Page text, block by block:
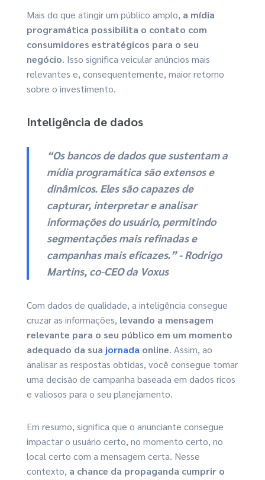
Mais do que atingir um público amplo, a mídia
programática possibilita o contato com
consumidores estratégicos para o seu
negócio. Isso significa veicular anúncios mais
relevantes e, consequentemente, maior retorno
sobre o investimento.
Inteligência de dados
“Os bancos de dados que sustentam a
mídia programática são extensos e
dinâmicos. Eles são capazes de
capturar, interpretar e analisar
informações do usuário, permitindo
segmentações mais refinadas e
campanhas mais eficazes.” - Rodrigo
Martins, co-CEO da Voxus
Com dados de qualidade, a inteligência consegue
cruzar as informações, levando a mensagem
relevante para o seu público em um momento
adequado da sua jornada online. Assim, ao
analisar as respostas obtidas, você consegue tomar
uma decisão de campanha baseada em dados ricos
e valiosos para o seu planejamento.
Em resumo, significa que o anunciante consegue
impactar o usuário certo, no momento certo, no
local certo com a mensagem certa. Nesse
contexto, a chance da propaganda cumprir o